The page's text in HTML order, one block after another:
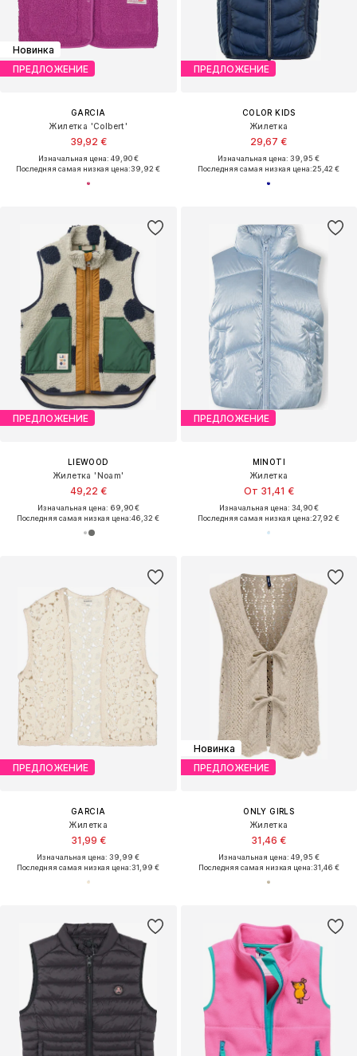
Новинка
ПРЕДЛОЖЕНИЕ
GARCIA
Жилетка 'Colbert'
39,92 €
Изначальная цена: 49,90 €
Последняя самая низкая цена:39,92 €
ПРЕДЛОЖЕНИЕ
COLOR KIDS
Жилетка
29,67 €
Изначальная цена: 39,95 €
Последняя самая низкая цена:25,42 €
ПРЕДЛОЖЕНИЕ
LIEWOOD
Жилетка 'Noam'
49,22 €
Изначальная цена: 69,90 €
Последняя самая низкая цена:46,32 €
ПРЕДЛОЖЕНИЕ
MINOTI
Жилетка
От 31,41 €
Изначальная цена: 34,90 €
Последняя самая низкая цена:27,92 €
ПРЕДЛОЖЕНИЕ
GARCIA
Жилетка
31,99 €
Изначальная цена: 39,99 €
Последняя самая низкая цена:31,99 €
Новинка
ПРЕДЛОЖЕНИЕ
ONLY GIRLS
Жилетка
31,46 €
Изначальная цена: 49,95 €
Последняя самая низкая цена:31,46 €